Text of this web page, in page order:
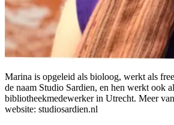
Marina is opgeleid als bioloog, werkt als
de naam Studio Sardien, en hen werkt ook
bibliotheekmedewerker in Utrecht. Meer
website: studiosardien.nl